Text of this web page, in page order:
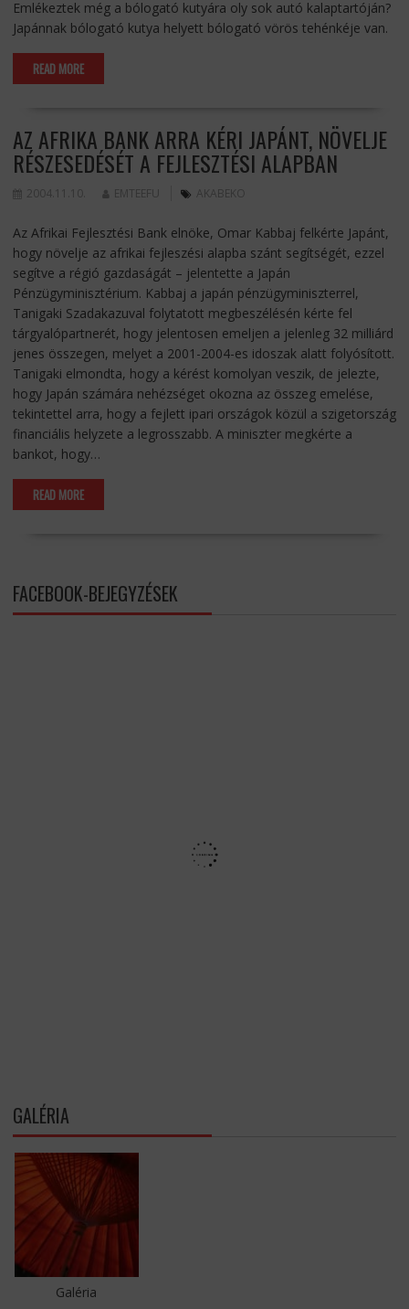
Emlékeztek még a bólogató kutyára oly sok autó kalaptartóján?
Japánnak bólogató kutya helyett bólogató vörös tehénkéje van.
READ MORE
AZ AFRIKA BANK ARRA KÉRI JAPÁNT, NÖVELJE
RÉSZESEDÉSÉT A FEJLESZTÉSI ALAPBAN
2004.11.10. EMTEEFU AKABEKO
Az Afrikai Fejlesztési Bank elnöke, Omar Kabbaj felkérte Japánt,
hogy növelje az afrikai fejleszési alapba szánt segítségét, ezzel
segítve a régió gazdaságát – jelentette a Japán
Pénzügyminisztérium. Kabbaj a japán pénzügyminiszterrel,
Tanigaki Szadakazuval folytatott megbeszélésén kérte fel
tárgyalópartnerét, hogy jelentosen emeljen a jelenleg 32 milliárd
jenes összegen, melyet a 2001-2004-es idoszak alatt folyósított.
Tanigaki elmondta, hogy a kérést komolyan veszik, de jelezte,
hogy Japán számára nehézséget okozna az összeg emelése,
tekintettel arra, hogy a fejlett ipari országok közül a szigetország
financiális helyzete a legrosszabb. A miniszter megkérte a
bankot, hogy…
READ MORE
FACEBOOK-BEJEGYZÉSEK
GALÉRIA
Galéria